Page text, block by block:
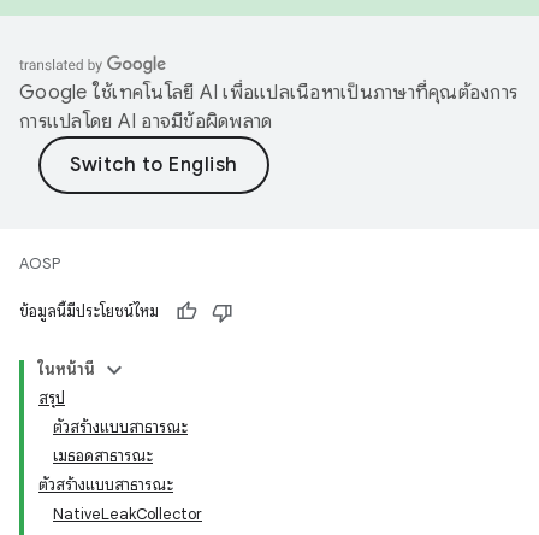
Google ใช้เทคโนโลยี AI เพื่อแปลเนื้อหาเป็นภาษาที่คุณต้องการ
การแปลโดย AI อาจมีข้อผิดพลาด
AOSP
ข้อมูลนี้มีประโยชน์ไหม
ในหน้านี้
สรุป
ตัวสร้างแบบสาธารณะ
เมธอดสาธารณะ
ตัวสร้างแบบสาธารณะ
NativeLeakCollector